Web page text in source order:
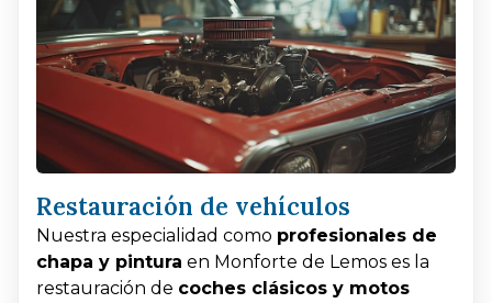
Restauración de vehículos
Nuestra especialidad como profesionales de
chapa y pintura en Monforte de Lemos es la
restauración de coches clásicos y motos